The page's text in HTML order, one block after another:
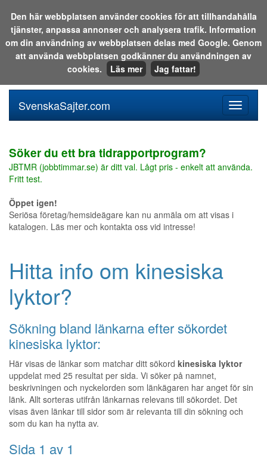
Sök i katalogen eller på webben:
meny
SvenskaSajter.com
Söker du ett bra tidrapportprogram?
JBTMR (jobbtimmar.se) är ditt val. Lågt pris - enkelt att använda.
Fritt test.
Öppet igen!
Seriösa företag/hemsideägare kan nu anmäla om att visas i
katalogen. Läs mer och kontakta oss vid intresse!
Hitta info om kinesiska
lyktor?
Sökning bland länkarna efter sökordet
kinesiska lyktor:
Här visas de länkar som matchar ditt sökord kinesiska lyktor
uppdelat med 25 resultat per sida. Vi söker på namnet,
beskrivningen och nyckelorden som länkägaren har anget för sin
länk. Allt sorteras utifrån länkarnas relevans till sökordet. Det
visas även länkar till sidor som är relevanta till din sökning och
som du kan ha nytta av.
Sida 1 av 1
Den här webbplatsen använder cookies för att tillhandahålla
tjänster, anpassa annonser och analysera trafik. Information
om din användning av webbplatsen delas med Google. Genom
att använda webbplatsen godkänner du användningen av
cookies.
Läs mer Jag fattar!